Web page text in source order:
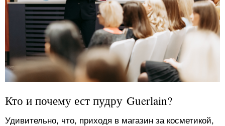
Кто и почему ест пудру Guerlain?
Удивительно, что, приходя в магазин за косметикой,